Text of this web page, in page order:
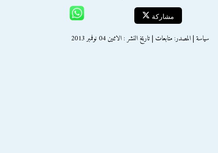
مشاركة
سياسة | المصدر: متابعات | تاريخ النشر : الاثنين 04 نوفمبر 2013